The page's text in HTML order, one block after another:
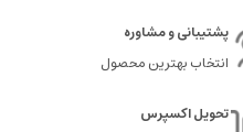
پشتیبانی و مشاوره
انتخاب بهترین محصول
تحویل اکسپرس